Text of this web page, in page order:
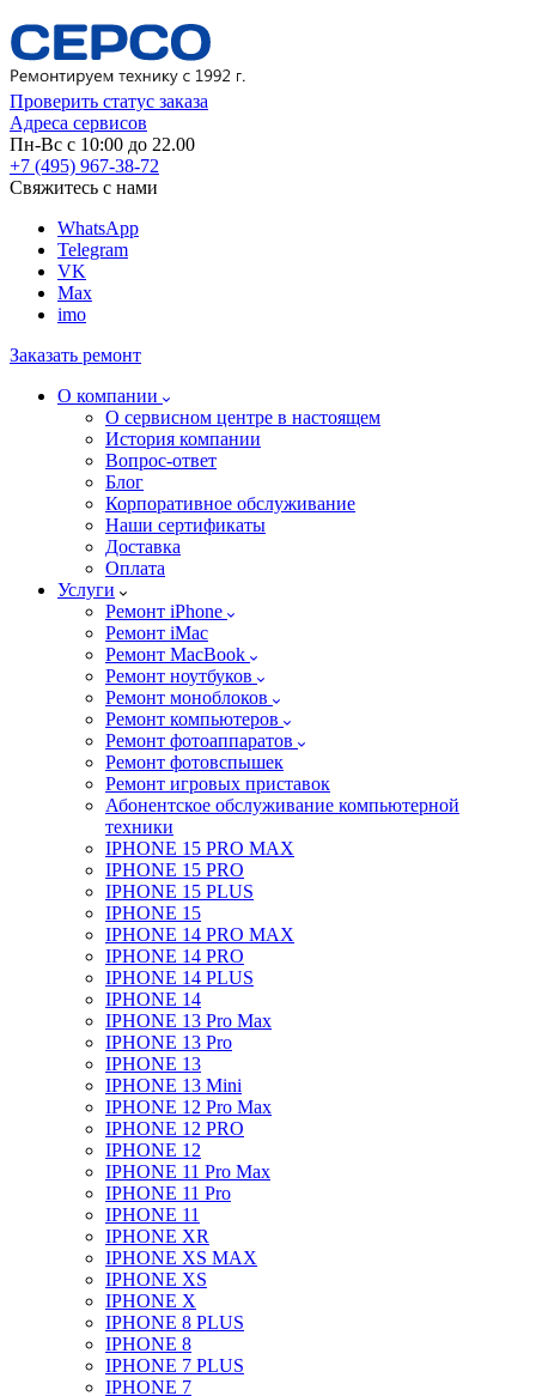
Проверить статус заказа
Адреса сервисов
Пн-Вс с 10:00 до 22.00
+7 (495) 967-38-72
Свяжитесь с нами
WhatsApp
Telegram
VK
Max
imo
Заказать ремонт
О компании
О сервисном центре в настоящем
История компании
Вопрос-ответ
Блог
Корпоративное обслуживание
Наши сертификаты
Доставка
Оплата
Услуги
Ремонт iPhone
Ремонт iMac
Ремонт MacBook
Ремонт ноутбуков
Ремонт моноблоков
Ремонт компьютеров
Ремонт фотоаппаратов
Ремонт фотовспышек
Ремонт игровых приставок
Абонентское обслуживание компьютерной
техники
IPHONE 15 PRO MAX
IPHONE 15 PRO
IPHONE 15 PLUS
IPHONE 15
IPHONE 14 PRO MAX
IPHONE 14 PRO
IPHONE 14 PLUS
IPHONE 14
IPHONE 13 Pro Max
IPHONE 13 Pro
IPHONE 13
IPHONE 13 Mini
IPHONE 12 Pro Max
IPHONE 12 PRO
IPHONE 12
IPHONE 11 Pro Max
IPHONE 11 Pro
IPHONE 11
IPHONE XR
IPHONE XS MAX
IPHONE XS
IPHONE X
IPHONE 8 PLUS
IPHONE 8
IPHONE 7 PLUS
IPHONE 7